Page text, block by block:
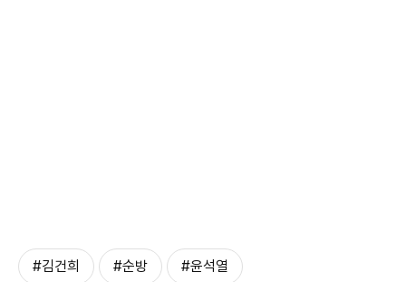
#김건희 #순방 #윤석열